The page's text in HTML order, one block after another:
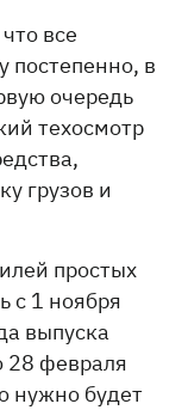
все
постепенно, в
очередь
техосмотр
грузов и
простых
с 1 ноября
выпуска
28 февраля
нужно будет